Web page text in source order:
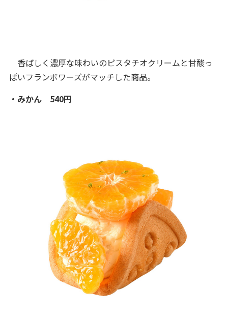
香ばしく濃厚な味わいのピスタチオクリームと甘酸っ
ぱいフランボワーズがマッチした商品。
・みかん 540円